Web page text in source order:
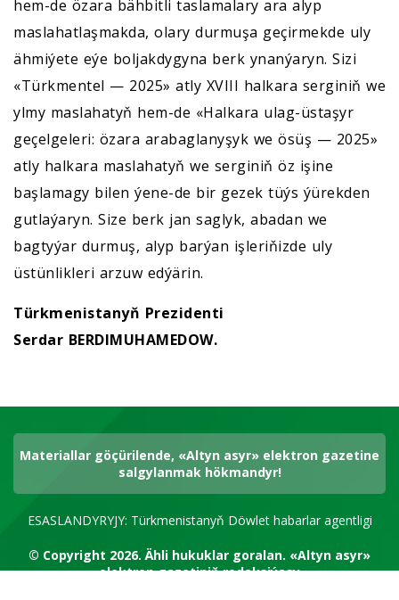
hem-de özara bähbitli taslamalary ara alyp
maslahatlaşmakda, olary durmuşa geçirmekde uly
ähmiýete eýe boljakdygyna berk ynanýaryn. Sizi
«Türkmentel — 2025» atly XVIII halkara serginiň we
ylmy maslahatyň hem-de «Halkara ulag-üstaşyr
geçelgeleri: özara arabaglanyşyk we ösüş — 2025»
atly halkara maslahatyň we serginiň öz işine
başlamagy bilen ýene-de bir gezek tüýs ýürekden
gutlaýaryn. Size berk jan saglyk, abadan we
bagtyýar durmuş, alyp barýan işleriňizde uly
üstünlikleri arzuw edýärin.
Türkmenistanyň Prezidenti
Serdar BERDIMUHAMEDOW.
Materiallar göçürilende, «Altyn asyr» elektron gazetine
salgylanmak hökmandyr!
ESASLANDYRYJY: Türkmenistanyň Döwlet habarlar agentligi
© Copyright 2026.Ähli hukuklar goralan. «Altyn asyr»
elektron gazetiniň redaksiýasy